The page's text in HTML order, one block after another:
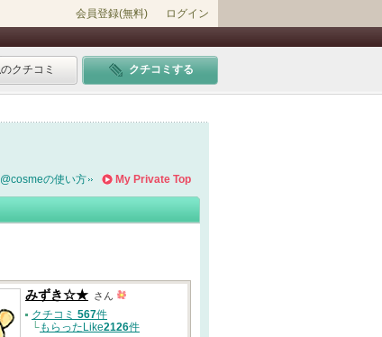
会員登録(無料) ログイン
クチコミ クチコミする
My Private Top
の使い方
みずき☆★ さん
クチコミ 567件
└もらったLike2126件